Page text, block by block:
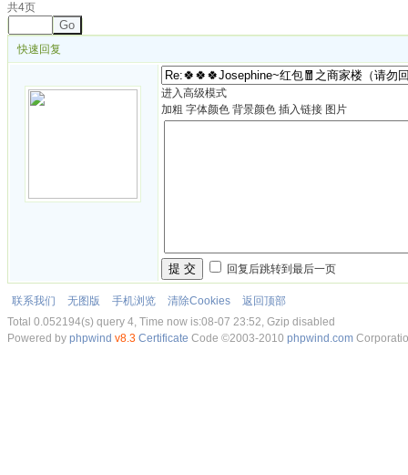
共4页
Go
快速回复
进入高级模式
加粗 字体颜色 背景颜色 插入链接 图片
提 交 回复后跳转到最后一页
联系我们 无图版 手机浏览 清除Cookies
返回顶部
Total 0.052194(s) query 4, Time now is:08-07 23:52, Gzip disabled
Powered by phpwind v8.3 Certificate Code ©2003-2010 phpwind.com